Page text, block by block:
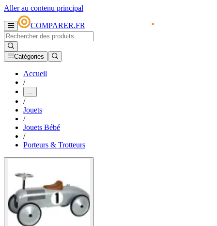
Aller au contenu principal
COMPARER.FR
Catégories
Accueil
/
...
/
Jouets
/
Jouets Bébé
/
Porteurs & Trotteurs